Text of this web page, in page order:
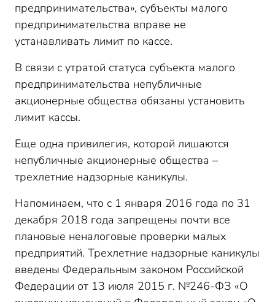
предпринимательства», субъекты малого
предпринимательства вправе не
устанавливать лимит по кассе.
В связи с утратой статуса субъекта малого
предпринимательства непубличные
акционерные общества обязаны установить
лимит кассы.
Еще одна привилегия, которой лишаются
непубличные акционерные общества –
трехлетние надзорные каникулы.
Напоминаем, что с 1 января 2016 года по 31
декабря 2018 года запрещены почти все
плановые неналоговые проверки малых
предприятий. Трехлетние надзорные каникулы
введены Федеральным законом Российской
Федерации от 13 июля 2015 г. №246-ФЗ «О